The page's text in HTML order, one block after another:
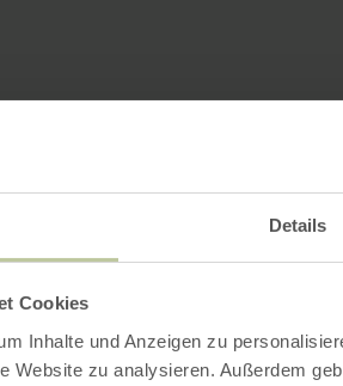
Details
Cookies
Inhalte und Anzeigen zu
Website zu analysieren. Außerdem